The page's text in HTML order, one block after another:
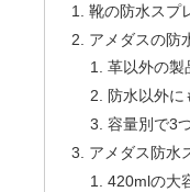
靴の防水スプ
アメダスの防
革以外の製
防水以外に
容量別で3
アメダス防水
420mlの大